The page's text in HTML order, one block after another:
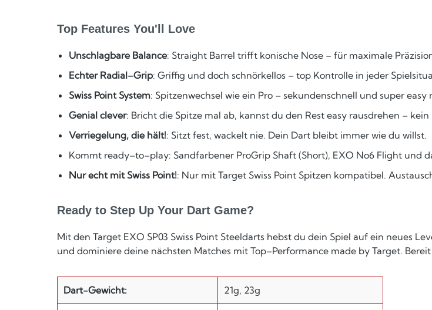
Top Features You'll Love
Unschlagbare Balance: Straight Barrel trifft konische Nose – für maximale
Echter Radial–Grip: Griffig und doch schnörkellos – top Kontrolle in jeder
Swiss Point System: Spitzenwechsel wie ein Pro – sekundenschnell und super
Genial clever: Bricht die Spitze mal ab, kannst du den Rest easy rausdrehen –
Verriegelung, die hält!: Sitzt fest, wackelt nie. Dein Dart bleibt immer wie du willst.
Kommt ready–to–play: Sandfarbener ProGrip Shaft (Short), EXO No6 Flight und
Nur echt mit Swiss Point!: Nur mit Target Swiss Point Spitzen kompatibel.
Ready to Step Up Your Dart Game?
Mit den Target EXO SP03 Swiss Point Steeldarts hebst du dein Spiel auf ein neues
und dominiere deine nächsten Matches mit Top–Performance made by Target.
Dart-Gewicht: 21g, 23g